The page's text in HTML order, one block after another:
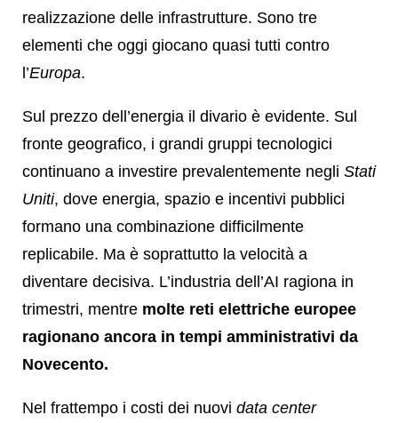
realizzazione delle infrastrutture. Sono tre
elementi che oggi giocano quasi tutti contro
l’Europa.
Sul prezzo dell’energia il divario è evidente. Sul
fronte geografico, i grandi gruppi tecnologici
continuano a investire prevalentemente negli Stati
Uniti, dove energia, spazio e incentivi pubblici
formano una combinazione difficilmente
replicabile. Ma è soprattutto la velocità a
diventare decisiva. L’industria dell’AI ragiona in
trimestri, mentre molte reti elettriche europee
ragionano ancora in tempi amministrativi da
Novecento.
Nel frattempo i costi dei nuovi data center